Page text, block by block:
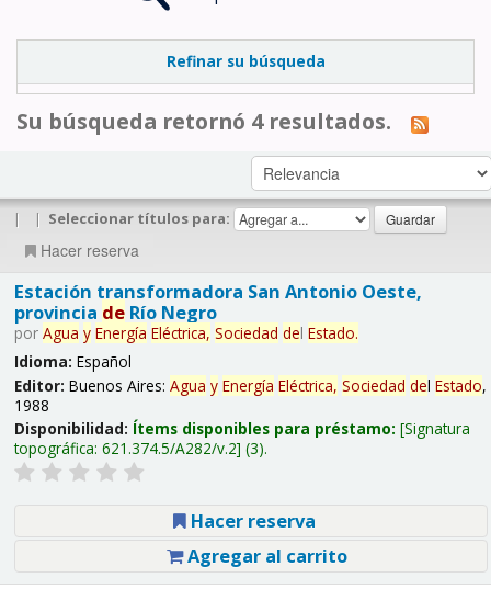
Refinar su búsqueda
Su búsqueda retornó 4 resultados.
| | Seleccionar títulos para:
Hacer reserva
Estación transformadora San Antonio Oeste,
provincia deRío Negro
por Agua y Energía Eléctrica, Sociedad del Estado.
Idioma: Español
Editor: Buenos Aires: Agua y Energía Eléctrica, Sociedad del Estado,
1988
Disponibilidad: Ítems disponibles para préstamo: Signatura
topográfica: 621.374.5/A282/v.2 (3).
Hacer reserva
Agregar al carrito